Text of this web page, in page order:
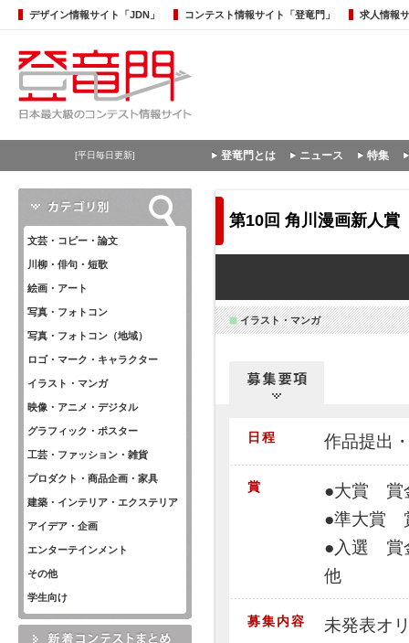
デザイン情報サイト「JDN」 コンテスト情報サイト「登竜門」 求人情報
[平日毎日更新] 登竜門とは ニュース 特集
文芸・コピー・論文
川柳・俳句・短歌
絵画・アート
写真・フォトコン
写真・フォトコン（地域）
ロゴ・マーク・キャラクター
イラスト・マンガ
映像・アニメ・デジタル
グラフィック・ポスター
工芸・ファッション・雑貨
プロダクト・商品企画・家具
建築・インテリア・エクステリア
アイデア・企画
エンターテインメント
その他
学生向け
第10回 角川漫画新人賞
イラスト・マンガ
日程 作品提出
賞
●大賞 賞
●準大賞
●入選 賞
他
募集内容
未発表オ